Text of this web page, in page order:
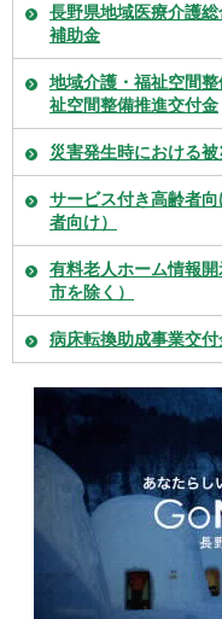
長野県地域医療介護総
補助金
地域介護・福祉空間
祉空間整備推進交付金
災害発生時における
サービス付き高齢者
者向け）
有料老人ホーム情報
市を除く）
病床転換助成事業交付